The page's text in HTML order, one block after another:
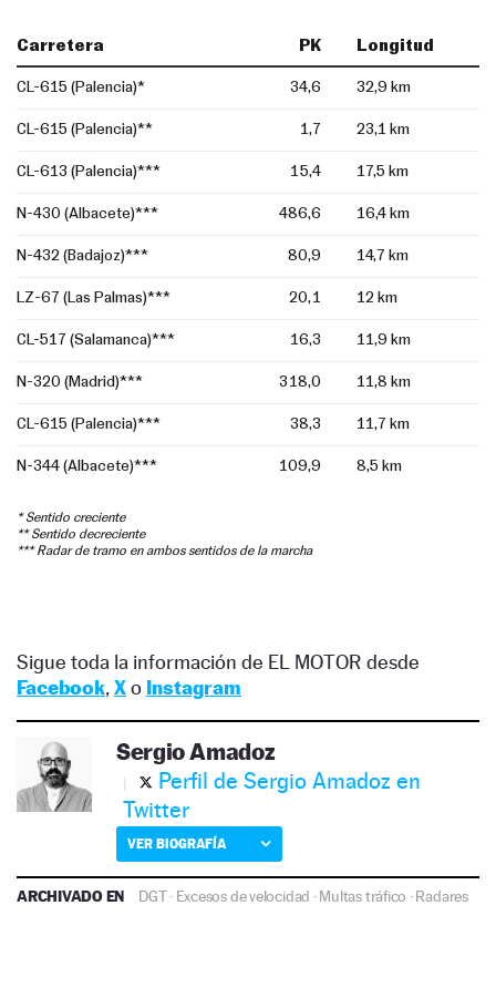
Sigue toda la información de EL MOTOR desde
Facebook, Xo Instagram
Sergio Amadoz
Perfil de Sergio Amadoz en
Twitter
VER BIOGRAFÍA
ARCHIVADO EN DGT· Excesos de velocidad ·Multas tráfico ·Radares